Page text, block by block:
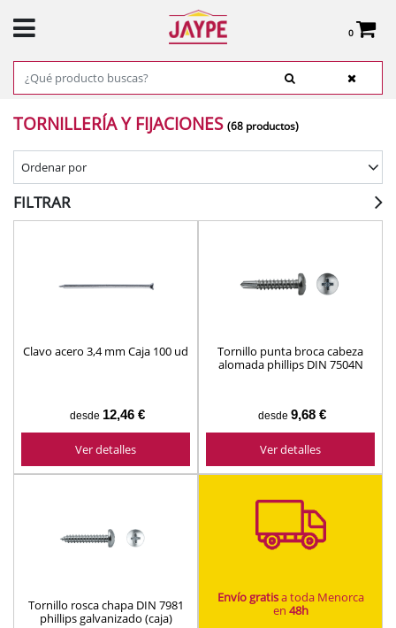
0
Total:
0,00 €
VER CESTA
TORNILLERÍA Y FIJACIONES (68 productos)
Ordenar por
FILTRAR
Clavo acero 3,4 mm Caja 100 ud
desde 12,46 €
Ver detalles
Tornillo punta broca cabeza
alomada phillips DIN 7504N
desde 9,68 €
Ver detalles
Tornillo rosca chapa DIN 7981
phillips galvanizado (caja)
Envío gratisa toda Menorca
en 48h